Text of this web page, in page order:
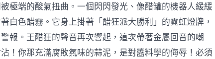
極端的酸氣扭曲。一個閃閃發光、像醋罐的機器人緩緩
白色醋霧。它身上掛著「醋狂派大勝利」的霓虹燈牌，
報。王醋狂的聲音再次響起，這次帶著金屬回音的嘲
！你那充滿腐敗氣味的蒜泥，是對醬料學的侮辱！必須